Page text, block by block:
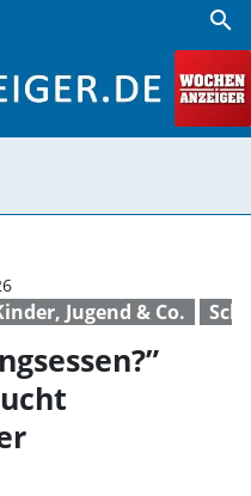
search
Jugend & Co.